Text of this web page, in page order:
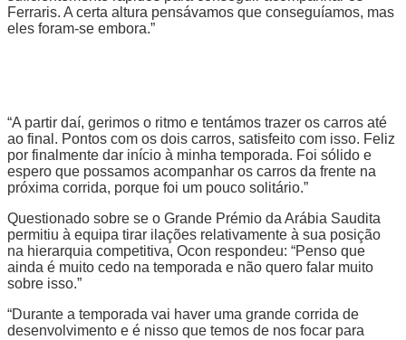
Ferraris. A certa altura pensávamos que conseguíamos, mas
eles foram-se embora.”
“A partir daí, gerimos o ritmo e tentámos trazer os carros até
ao final. Pontos com os dois carros, satisfeito com isso. Feliz
por finalmente dar início à minha temporada. Foi sólido e
espero que possamos acompanhar os carros da frente na
próxima corrida, porque foi um pouco solitário.”
Questionado sobre se o Grande Prémio da Arábia Saudita
permitiu à equipa tirar ilações relativamente à sua posição
na hierarquia competitiva, Ocon respondeu: “Penso que
ainda é muito cedo na temporada e não quero falar muito
sobre isso.”
“Durante a temporada vai haver uma grande corrida de
desenvolvimento e é nisso que temos de nos focar para